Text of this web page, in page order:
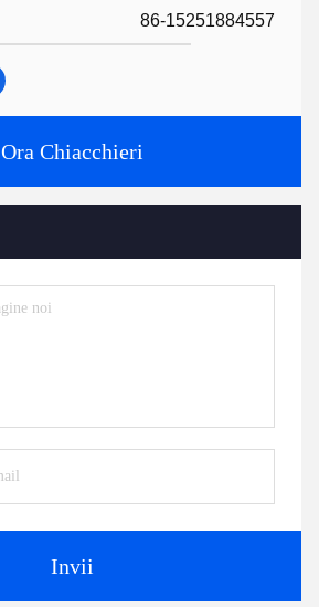
86-15251884557
Ora Chiacchieri
Invii